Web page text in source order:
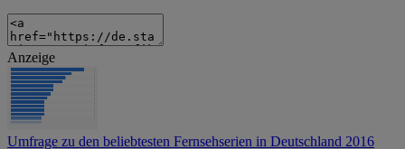
Anzeige
Umfrage zu den beliebtesten Fernsehserien in Deutschland 2016